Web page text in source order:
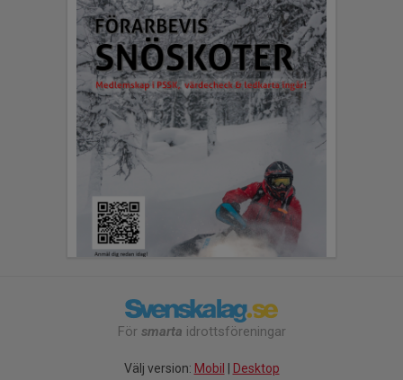
För smarta idrottsföreningar
Välj version: Mobil | Desktop